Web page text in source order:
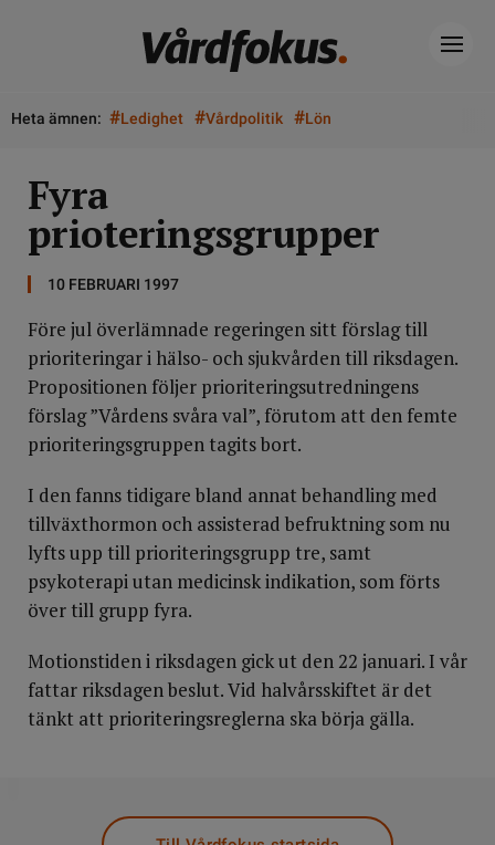
Heta ämnen: #Ledighet #Vårdpolitik #Lön
Fyra
prioteringsgrupper
10 FEBRUARI 1997
Före jul överlämnade regeringen sitt förslag till
prioriteringar i hälso- och sjukvården till riksdagen.
Propositionen följer prioriteringsutredningens
förslag ”Vårdens svåra val”, förutom att den femte
prioriteringsgruppen tagits bort.
I den fanns tidigare bland annat behandling med
tillväxthormon och assisterad befruktning som nu
lyfts upp till prioriteringsgrupp tre, samt
psykoterapi utan medicinsk indikation, som förts
över till grupp fyra.
Motionstiden i riksdagen gick ut den 22 januari. I vår
fattar riksdagen beslut. Vid halvårsskiftet är det
tänkt att prioriteringsreglerna ska börja gälla.